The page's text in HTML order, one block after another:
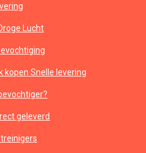
Lucht
kopen Snelle levering
geleverd